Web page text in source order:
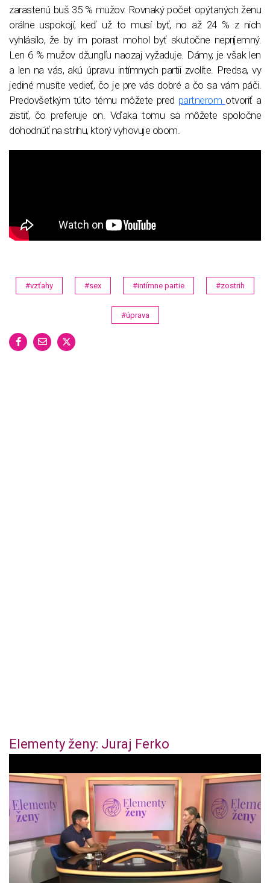
zarastenú buš 35 % mužov. Rovnaký počet opýtaných ženu
orálne uspokojí, keď už to musí byť, no až 24 % z nich
vyhlásilo, že by im porast mohol byť skutočne nepríjemný.
Len 6 % mužov džungľu naozaj vyžaduje. Dámy, je však len
a len na vás, akú úpravu intímnych partii zvolíte. Predsa, vy
jediné musíte vedieť, čo je pre vás dobré a čo sa vám páči.
Predovšetkým túto tému môžete pred partnerom otvoriť a
zistiť, čo preferuje on. Vďaka tomu sa môžete spoločne
dohodnúť na strihu, ktorý vyhovuje obom.
#vzťahy #sex #intímne partie #zostrih
#úprava
Elementy ženy: Juraj Ferko
f
m
i
t
e